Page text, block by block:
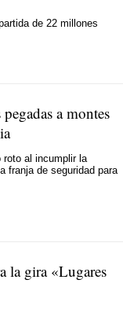
de 22 millones
a montes
roto al incumplir la
franja de seguridad para
la gira «Lugares